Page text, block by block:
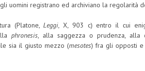
uomini registrano ed archiviano la regolarità
(Platone,Leggi, X, 903 c) entro il cui
phronesis, alla saggezza o prudenza, alla
sia il giusto mezzo (mesotes) fra gli opposti